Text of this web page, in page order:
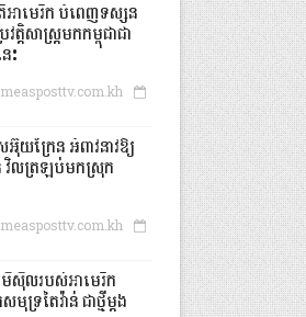
ាតិអាមេរិក បំពេញទស្សន
វត្តិសាស្រ្តមកកម្ពុជាជា
ះ
សអ៊ុយក្រែន អំពាវនាវឱ្យ
វិលត្រឡប់មកស្រុក
មីស៊ីលរបស់អាមេរិក
ទ្រតៃវ៉ាន់ ជាថ្មីម្តង